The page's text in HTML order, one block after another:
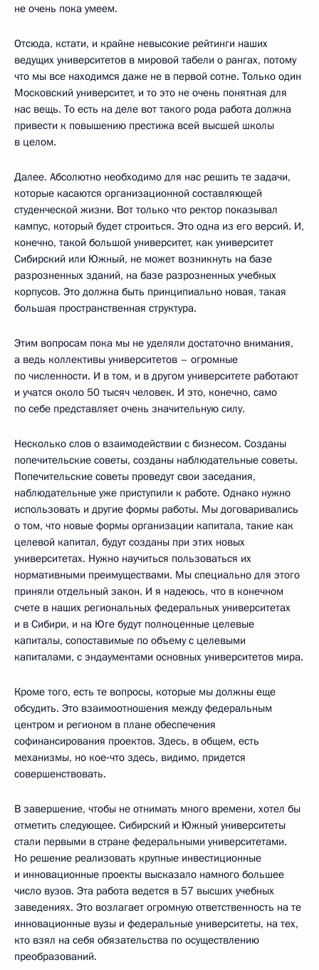
не очень пока умеем.
Отсюда, кстати, и крайне невысокие рейтинги наших
ведущих университетов в мировой табели о рангах, потому
что мы все находимся даже не в первой сотне. Только один
Московский университет, и то это не очень понятная для
нас вещь. То есть на деле вот такого рода работа должна
привести к повышению престижа всей высшей школы
в целом.
Далее. Абсолютно необходимо для нас решить те задачи,
которые касаются организационной составляющей
студенческой жизни. Вот только что ректор показывал
кампус, который будет строиться. Это одна из его версий. И,
конечно, такой большой университет, как университет
Сибирский или Южный, не может возникнуть на базе
разрозненных зданий, на базе разрозненных учебных
корпусов. Это должна быть принципиально новая, такая
большая пространственная структура.
Этим вопросам пока мы не уделяли достаточно внимания,
а ведь коллективы университетов – огромные
по численности. И в том, и в другом университете работают
и учатся около 50 тысяч человек. И это, конечно, само
по себе представляет очень значительную силу.
Несколько слов о взаимодействии с бизнесом. Созданы
попечительские советы, созданы наблюдательные советы.
Попечительские советы проведут свои заседания,
наблюдательные уже приступили к работе. Однако нужно
использовать и другие формы работы. Мы договаривались
о том, что новые формы организации капитала, такие как
целевой капитал, будут созданы при этих новых
университетах. Нужно научиться пользоваться их
нормативными преимуществами. Мы специально для этого
приняли отдельный закон. И я надеюсь, что в конечном
счете в наших региональных федеральных университетах
и в Сибири, и на Юге будут полноценные целевые
капиталы, сопоставимые по объему с целевыми
капиталами, с эндаументами основных университетов мира.
Кроме того, есть те вопросы, которые мы должны еще
обсудить. Это взаимоотношения между федеральным
центром и регионом в плане обеспечения
софинансирования проектов. Здесь, в общем, есть
механизмы, но кое‑что здесь, видимо, придется
совершенствовать.
В завершение, чтобы не отнимать много времени, хотел бы
отметить следующее. Сибирский и Южный университеты
стали первыми в стране федеральными университетами.
Но решение реализовать крупные инвестиционные
и инновационные проекты высказало намного большее
число вузов. Эта работа ведется в 57 высших учебных
заведениях. Это возлагает огромную ответственность на те
инновационные вузы и федеральные университеты, на тех,
кто взял на себя обязательства по осуществлению
преобразований.